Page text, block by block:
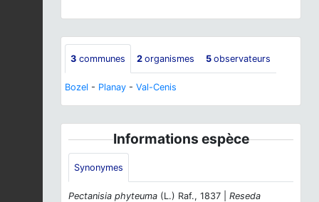
3 communes 2 organismes 5 observateurs
Bozel - Planay - Val-Cenis
Informations espèce
Synonymes
Pectanisia phyteuma (L.) Raf., 1837 | Reseda